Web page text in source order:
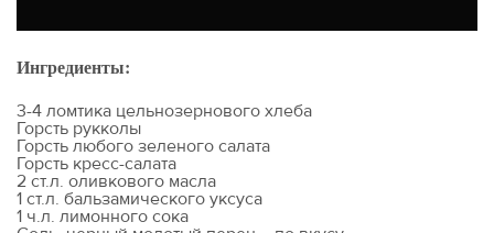
Ингредиенты:
3-4 ломтика цельнозернового хлеба
Горсть рукколы
Горсть любого зеленого салата
Горсть кресс-салата
2 ст.л. оливкового масла
1 ст.л. бальзамического уксуса
1 ч.л. лимонного сока